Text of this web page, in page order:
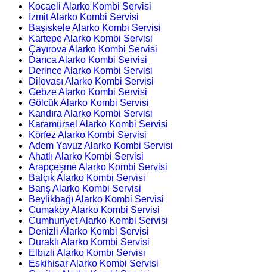
Kocaeli Alarko Kombi Servisi
İzmit Alarko Kombi Servisi
Başiskele Alarko Kombi Servisi
Kartepe Alarko Kombi Servisi
Çayırova Alarko Kombi Servisi
Darıca Alarko Kombi Servisi
Derince Alarko Kombi Servisi
Dilovası Alarko Kombi Servisi
Gebze Alarko Kombi Servisi
Gölcük Alarko Kombi Servisi
Kandıra Alarko Kombi Servisi
Karamürsel Alarko Kombi Servisi
Körfez Alarko Kombi Servisi
Adem Yavuz Alarko Kombi Servisi
Ahatlı Alarko Kombi Servisi
Arapçeşme Alarko Kombi Servisi
Balçık Alarko Kombi Servisi
Barış Alarko Kombi Servisi
Beylikbağı Alarko Kombi Servisi
Cumaköy Alarko Kombi Servisi
Cumhuriyet Alarko Kombi Servisi
Denizli Alarko Kombi Servisi
Duraklı Alarko Kombi Servisi
Elbizli Alarko Kombi Servisi
Eskihisar Alarko Kombi Servisi